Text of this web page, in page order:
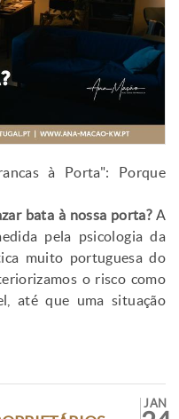
à Porta": Porque
bata à nossa porta? A
pela psicologia da
muito portuguesa do
o risco como
até que uma situação
JAN